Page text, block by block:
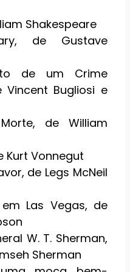
Shakespeare
de Gustave
de um Crime
Vincent Bugliosi e
de William
Kurt Vonnegut
de Legs McNeil
Las Vegas, de
W. T. Sherman,
Sherman